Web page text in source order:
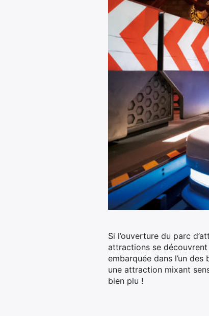
Si l’ouverture du parc
attractions se découvrent
embarquée dans l’un
une attraction mixant
bien plu !